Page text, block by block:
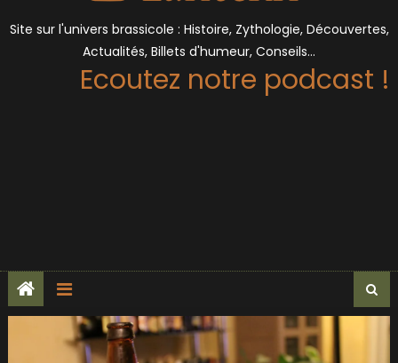
Site sur l'univers brassicole : Histoire, Zythologie, Découvertes,
Actualités, Billets d'humeur, Conseils…
Ecoutez notre podcast !